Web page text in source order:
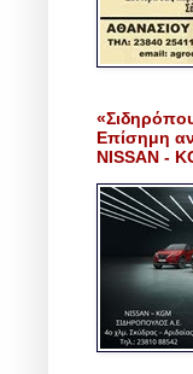
Επίσημη
NISSAN -